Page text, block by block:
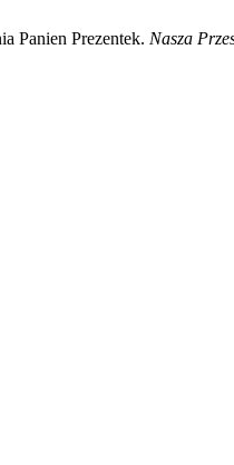
Panien Prezentek. Nasza